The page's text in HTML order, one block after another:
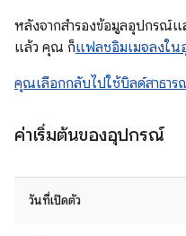
หลังจากสำรองข้อมูลอุปกรณ์
แล้ว คุณ ก็แฟลชอิมเมจลงใ
คุณเลือกกลับไปใช้บิลด์สาธาร
ค่าเริ่มต้นของอุปกรณ์
วันที่เปิดตัว